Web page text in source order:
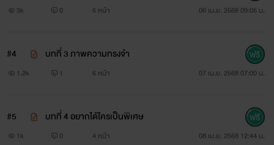
3k 0 6 หน้า 06 เม.ย. 2568 09:05 น.
#4 บทที่ 3 ภาพความทรงจำ
1.2k 1 6 หน้า 07 เม.ย. 2568 07:00 น.
#5 บทที่ 4 อยากได้ใครเป็นพิเศษ
1k 0 4 หน้า 08 เม.ย. 2568 12:44 น.